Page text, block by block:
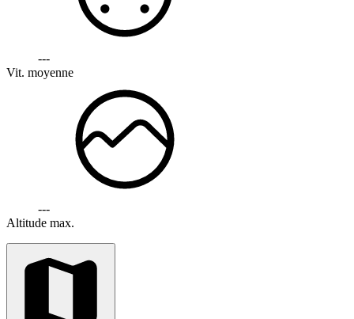
---
Vit. moyenne
---
Altitude max.